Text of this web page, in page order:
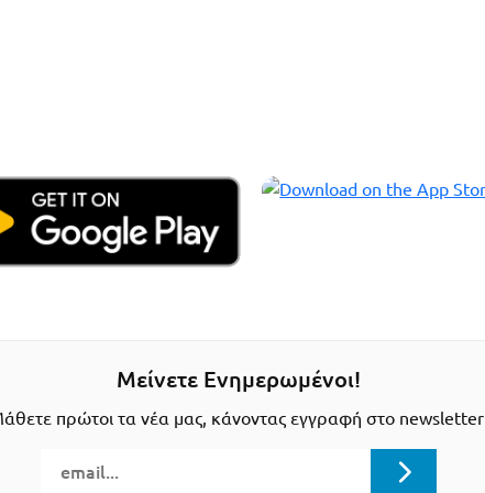
Μείνετε Ενημερωμένοι!
πρώτοι τα νέα μας, κάνοντας εγγραφή στο